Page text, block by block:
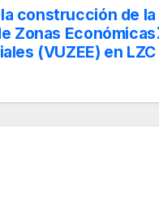
construcción de la
Zonas Económicas
(VUZEE) en LZC